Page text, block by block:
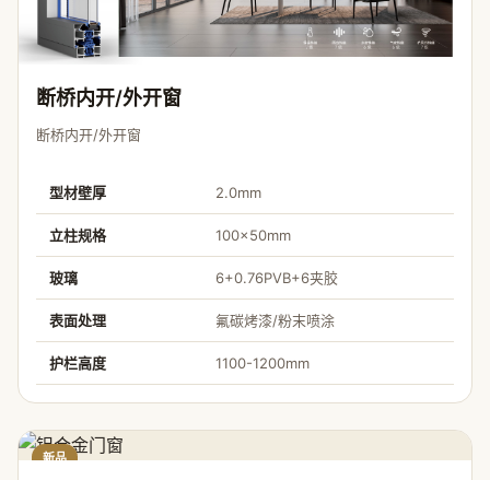
断桥内开/外开窗
断桥内开/外开窗
型材壁厚 2.0mm
立柱规格 100×50mm
玻璃 6+0.76PVB+6夹胶
表面处理 氟碳烤漆/粉末喷涂
护栏高度 1100-1200mm
新品